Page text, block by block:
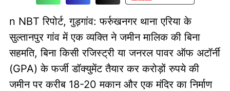
n NBT रिपोर्ट, गुड़गांव: फर्रुखनगर थाना एरिया के
सुल्तानपुर गांव में एक व्यक्ति ने जमीन मालिक की बिना
सहमति, बिना किसी रजिस्ट्री या जनरल पावर ऑफ अटॉर्नी
(GPA) के फर्जी डॉक्युमेंट तैयार कर करोड़ों रुपये की
जमीन पर करीब 18-20 मकान और एक मंदिर का निर्माण